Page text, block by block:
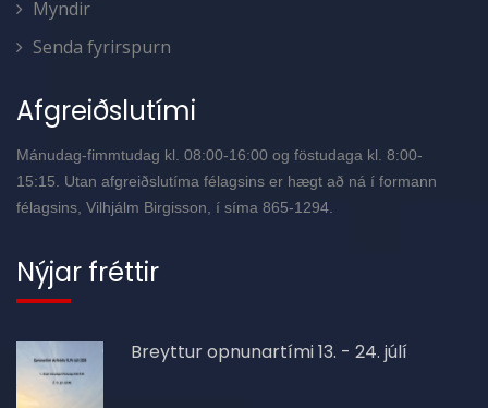
Myndir
Senda fyrirspurn
Afgreiðslutími
Mánudag-fimmtudag kl. 08:00-16:00 og föstudaga kl. 8:00-
15:15. Utan afgreiðslutíma félagsins er hægt að ná í formann
félagsins, Vilhjálm Birgisson, í síma 865-1294.
Nýjar fréttir
Breyttur opnunartími 13. - 24. júlí